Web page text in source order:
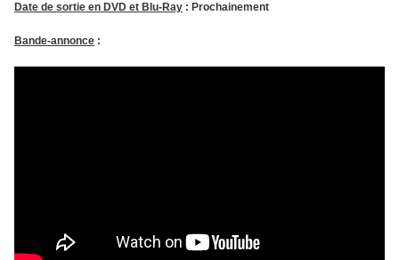
Date de sortie en DVD et Blu-Ray : Prochainement
Bande-annonce :